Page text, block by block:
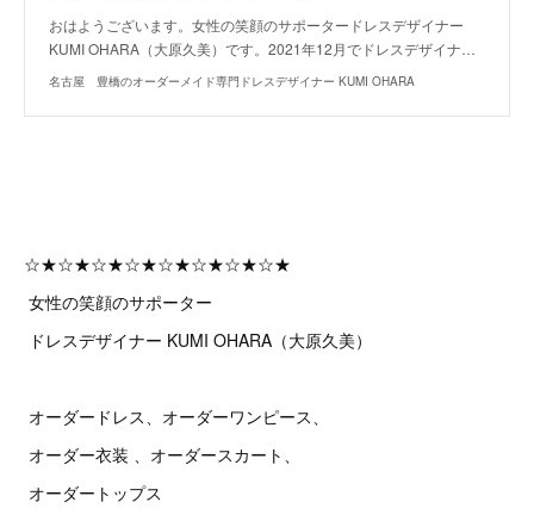
おはようございます。女性の笑顔のサポータードレスデザイナー
KUMI OHARA（大原久美）です。2021年12月でドレスデザイナ…
名古屋 豊橋のオーダーメイド専門ドレスデザイナー KUMI OHARA
☆★☆★☆★☆★☆★☆★☆★☆★
女性の笑顔のサポーター
ドレスデザイナー KUMI OHARA（大原久美）
オーダードレス、オーダーワンピース、
オーダー衣装 、オーダースカート、
オーダートップス